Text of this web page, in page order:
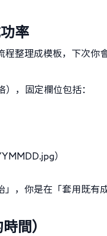
率
整理成模板，下次你
，固定欄位包括：
）
，你是在「套用既有
間）